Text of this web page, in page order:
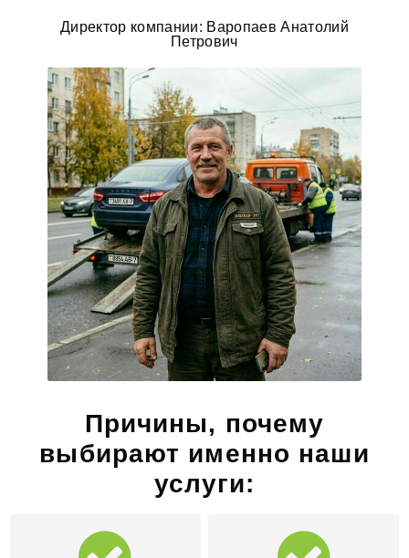
Директор компании: Варопаев Анатолий
Петрович
Причины, почему
выбирают именно наши
услуги: